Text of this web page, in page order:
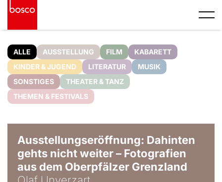
ALLE AUSSTELLUNG FILM
KABARETT
KINDER & JUGEND
LITERATUR
MUSIK
SONSTIGES
THEATER & TANZ
THEMEN & FESTIVALS
Ausstellungseröffnung: Dahinten
gehts nicht weiter – Fotografien
aus dem Oberpfälzer Grenzland